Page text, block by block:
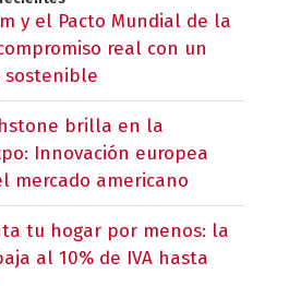
y el Pacto Mundial de la
real con un
brilla en la
Innovación europea
mercado americano
tu hogar por menos: la
al 10% de IVA hasta